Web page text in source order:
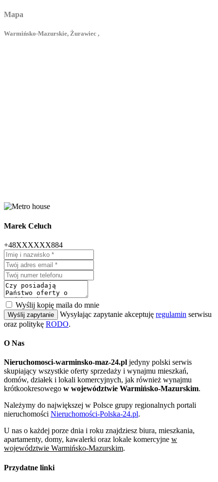
Mapa
Warmińsko-Mazurskie, Żurawiec ,
Marek Celuch
+48XXXXXX884
Wyślij kopię maila do mnie
Wyślij zapytanie Wysyłając zapytanie akceptuję regulamin serwisu
oraz politykę RODO.
O Nas
Nieruchomosci-warminsko-maz-24.pl jedyny polski serwis
skupiający wszystkie oferty sprzedaży i wynajmu mieszkań,
domów, działek i lokali komercyjnych, jak również wynajmu
krótkookresowego w województwie Warmińsko-Mazurskim.
Należymy do największej w Polsce grupy regionalnych portali
nieruchomości Nieruchomości-Polska-24.pl.
U nas o każdej porze dnia i roku znajdziesz biura, mieszkania,
apartamenty, domy, kawalerki oraz lokale komercyjne w
województwie Warmińsko-Mazurskim.
Przydatne linki